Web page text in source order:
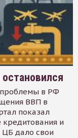
проблемы в РФ
ВВП в
показал
кредитования и
ЦБ дало свои